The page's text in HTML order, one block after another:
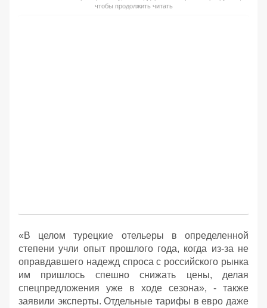
чтобы продолжить читать
«В целом турецкие отельеры в определенной
степени учли опыт прошлого года, когда из-за не
оправдавшего надежд спроса с российского рынка
им пришлось спешно снижать цены, делая
спецпредложения уже в ходе сезона», - также
заявили эксперты. Отдельные тарифы в евро даже